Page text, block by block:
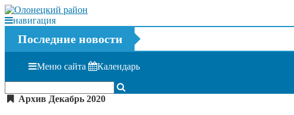
навигация
Последние новости
Меню сайта Календарь
Архив Декабрь 2020